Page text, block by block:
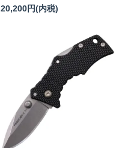
20,200円(内税)